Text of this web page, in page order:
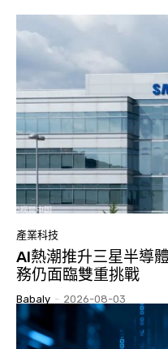
產業科技
AI熱潮推升三星半導
務仍面臨雙重挑戰
Babaly - 2026-08-03